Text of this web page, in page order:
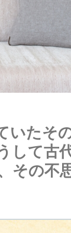
いた
して古
その不